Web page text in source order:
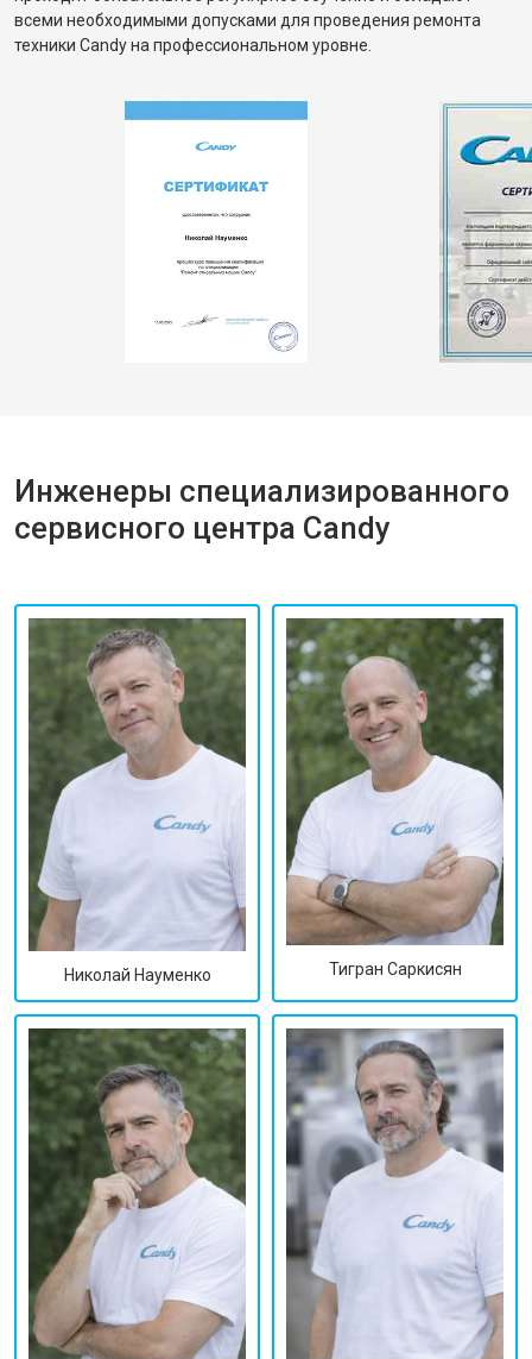
всеми необходимыми допусками для проведения ремонта
техники Candy на профессиональном уровне.
Инженеры специализированного
сервисного центра Candy
Николай Науменко Тигран Саркисян